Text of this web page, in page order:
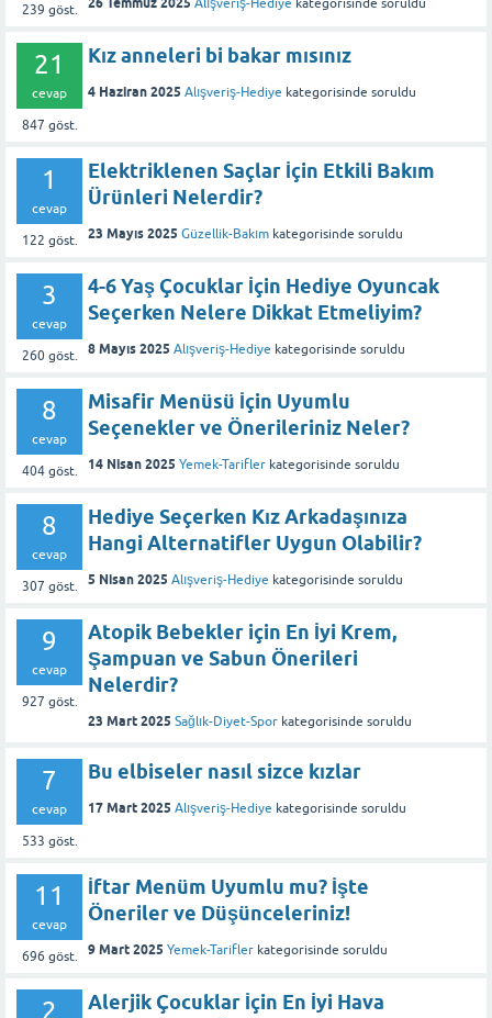
239 göst.
21
cevap
847 göst.
Kız anneleri bi bakar mısınız
4 Haziran 2025 Alışveriş-Hediye kategorisinde soruldu
1
cevap
122 göst.
Elektriklenen Saçlar İçin Etkili Bakım
Ürünleri Nelerdir?
23 Mayıs 2025 Güzellik-Bakım kategorisinde soruldu
3
cevap
260göst.
4-6 Yaş Çocuklar İçin Hediye Oyuncak
Seçerken Nelere Dikkat Etmeliyim?
8 Mayıs 2025 Alışveriş-Hediye kategorisinde soruldu
8
cevap
404göst.
Misafir Menüsü İçin Uyumlu
Seçenekler ve Önerileriniz Neler?
14 Nisan 2025 Yemek-Tarifler kategorisinde soruldu
8
cevap
307 göst.
Hediye Seçerken Kız Arkadaşınıza
Hangi Alternatifler Uygun Olabilir?
5 Nisan 2025 Alışveriş-Hediye kategorisinde soruldu
9
cevap
927 göst.
Atopik Bebekler için En İyi Krem,
Şampuan ve Sabun Önerileri
Nelerdir?
23 Mart 2025 Sağlık-Diyet-Spor kategorisinde soruldu
7
cevap
533 göst.
Bu elbiseler nasıl sizce kızlar
17 Mart 2025 Alışveriş-Hediye kategorisinde soruldu
11
cevap
696 göst.
İftar Menüm Uyumlu mu? İşte
Öneriler ve Düşünceleriniz!
9 Mart 2025 Yemek-Tarifler kategorisinde soruldu
2
Alerjik Çocuklar İçin En İyi Hava